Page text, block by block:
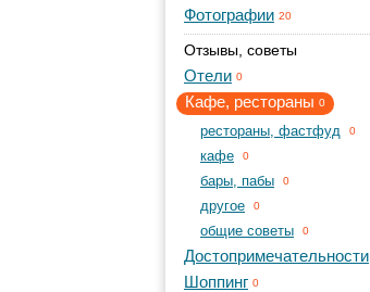
Фотографии 20
Отзывы, советы
Отели 0
Кафе, рестораны 0
рестораны, фастфуд 0
кафе 0
бары, пабы 0
другое 0
общие советы 0
Достопримечательности
Шоппинг 0